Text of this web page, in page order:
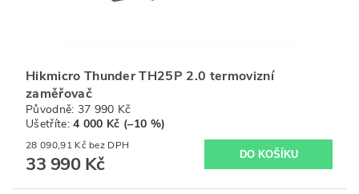
Hikmicro Thunder TH25P 2.0 termovizní
zaměřovač
Původně: 37 990 Kč
Ušetříte:4 000 Kč (–10 %)
28 090,91 Kč bez DPH
33 990 Kč